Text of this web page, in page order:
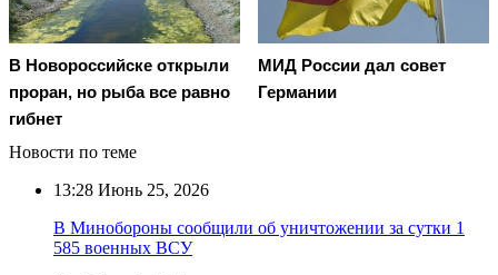
В Новороссийске открыли
проран, но рыба все равно
гибнет
МИД России дал совет
Германии
Новости по теме
13:28 Июнь 25, 2026
В Минобороны сообщили об уничтожении за сутки 1
585 военных ВСУ